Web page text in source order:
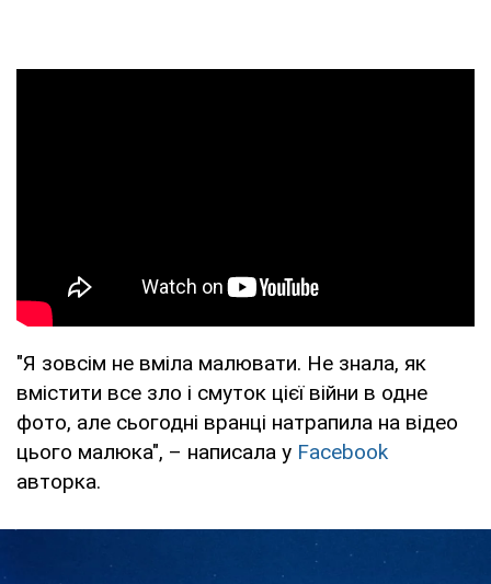
"Я зовсім не вміла малювати. Не знала, як
вмістити все зло і смуток цієї війни в одне
фото, але сьогодні вранці натрапила на відео
цього малюка", – написала у Facebook
авторка.